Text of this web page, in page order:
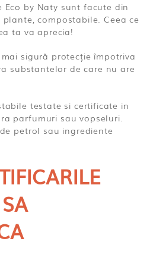
by Naty sunt facute din
compostabile. Ceea ce
ta va aprecia!
sigură protecție împotriva
substantelor de care nu are
testate si certificate in
parfumuri sau vopseluri.
petrol sau ingrediente